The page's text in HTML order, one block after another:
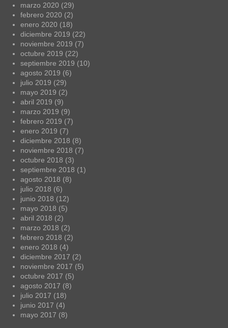
marzo 2020 (29)
febrero 2020 (2)
enero 2020 (18)
diciembre 2019 (22)
noviembre 2019 (7)
octubre 2019 (22)
septiembre 2019 (10)
agosto 2019 (6)
julio 2019 (29)
mayo 2019 (2)
abril 2019 (9)
marzo 2019 (9)
febrero 2019 (7)
enero 2019 (7)
diciembre 2018 (8)
noviembre 2018 (7)
octubre 2018 (3)
septiembre 2018 (1)
agosto 2018 (8)
julio 2018 (6)
junio 2018 (12)
mayo 2018 (5)
abril 2018 (2)
marzo 2018 (2)
febrero 2018 (2)
enero 2018 (4)
diciembre 2017 (2)
noviembre 2017 (5)
octubre 2017 (5)
agosto 2017 (8)
julio 2017 (18)
junio 2017 (4)
mayo 2017 (8)